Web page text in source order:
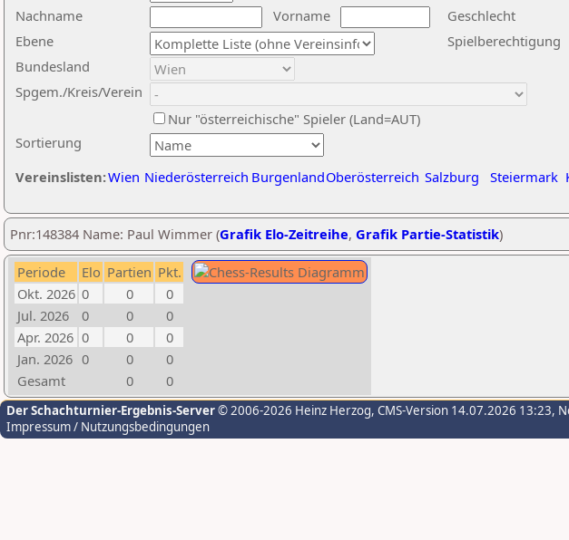
Nachname
Vorname
Ebene
Sortierung
Bundesland
Spgem./Kreis/Verein
Geschlecht
Nur "österreichische" Spieler (Land=AUT)
Spielberechtigung
Vereinslisten:Wien Niederösterreich BurgenlandOberösterreich Salzburg Steiermark
Pnr:148384 Name: Paul Wimmer (Grafik Elo-Zeitreihe, Grafik Partie-Statistik)
Periode Elo Partien Pkt.
Okt. 2026 0 0
0
Jul. 2026
0 0
0
Apr. 2026 0 0
0
Jan. 2026 0 0
0
Gesamt
0 0
Der Schachturnier-Ergebnis-Server© 2006-2026 Heinz Herzog, CMS-Version 14.07.2026 13:23,
Impressum / Nutzungsbedingungen